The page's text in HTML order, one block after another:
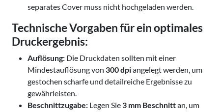
separates Cover muss nicht hochgeladen werden.
Technische Vorgaben für ein optimales
Druckergebnis:
Auflösung: Die Druckdaten sollten mit einer
Mindestauflösung von 300 dpiangelegt werden, um
gestochen scharfe und detailreiche Ergebnisse zu
gewährleisten.
Beschnittzugabe: Legen Sie 3 mm Beschnittan, um